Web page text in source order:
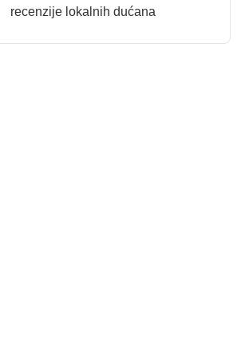
recenzije lokalnih dućana